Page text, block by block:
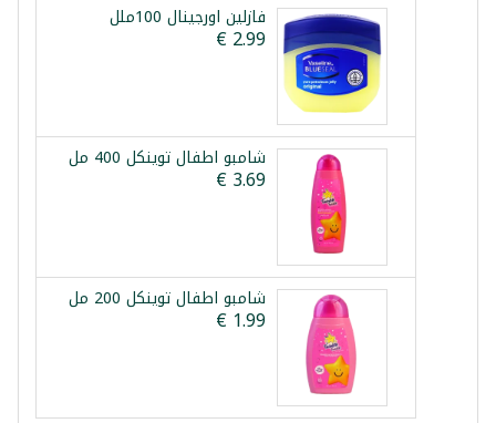
فازلين اورجينال 100ملل
شامبو اطفال توينكل 400 مل
شامبو اطفال توينكل 200 مل